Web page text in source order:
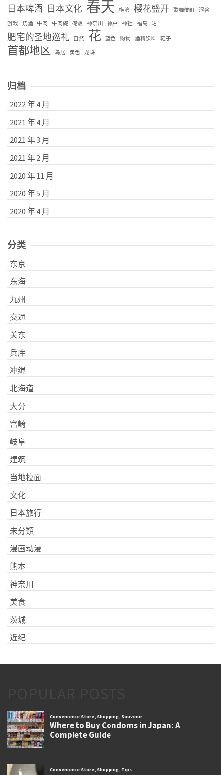
日本啤酒 日本文化 春天 横滨 樱花盛开 歌舞伎町 涩谷
游戏 烧酒 牛肉 牛肉碗 碗饭 神奈川 神户 神社 福岛 站
肥宅的圣地巡礼 自然 花 蓝色 购物 酒精饮料 鞋子
首都地区 鸟居 黄色 龙珠
归档
2022 年 4 月
2021 年 4 月
2021 年 3 月
2021 年 2 月
2020 年 11 月
2020 年 5 月
2020 年 4 月
分类
东京
东海
九州
交通
关东
兵库
冲绳
北海道
大分
宫崎
岐阜
建筑
当地拉面
文化
日本旅行
未分類
漫画动漫
熊本
神奈川
美食
茨城
近纪